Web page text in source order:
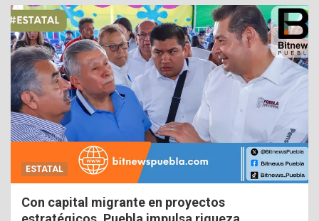
ESTATAL
Con capital migrante en proyectos